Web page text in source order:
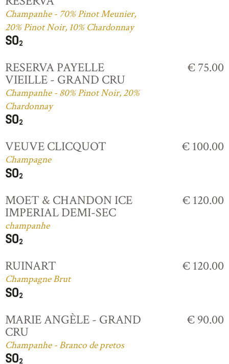
Champanhe - 70% Pinot Meunier,
20% Pinot Noir, 10% Chardonnay
RESERVA PAYELLE
VIEILLE - GRAND CRU
Champanhe - 80% Pinot Noir, 20%
Chardonnay
€ 75.00
VEUVE CLICQUOT
Champagne
€ 100.00
MOET & CHANDON ICE
IMPERIAL DEMI-SEC
champanhe
€ 120.00
RUINART
Champagne Brut
€ 120.00
MARIE ANGÈLE - GRAND
CRU
Champanhe - Branco de pretos
€ 90.00